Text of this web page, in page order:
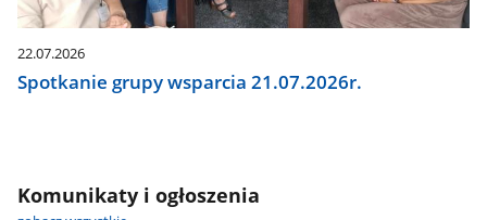
22.07.2026
Spotkanie grupy wsparcia 21.07.2026r.
Komunikaty i ogłoszenia